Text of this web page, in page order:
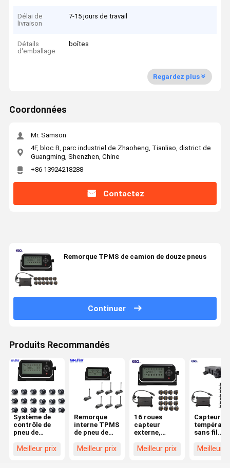
Délai de
livraison
7-15 jours de travail
Détails
d'emballage
boîtes
Regardez plus
Coordonnées
Mr. Samson
4F, bloc B, parc industriel de Zhaoheng, Tianliao, district de
Guangming, Shenzhen, Chine
+86 13924218288
Contactez
Remorque TPMS de camion de douze pneus
Continuer
Produits Recommandés
Système de
contrôle de
pneu de
contrôle
Meilleur prix
Remorque
interne TPMS
de pneu de
pour la
Meilleur prix
16 roues
capteur
externe,
système de
Meilleur prix
Capteur de
sans fil
Meilleur